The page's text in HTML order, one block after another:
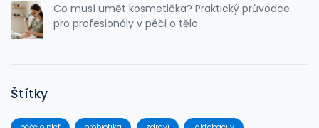
Co musí umět kosmetička? Praktický průvodce
pro profesionály v péči o tělo
Štítky